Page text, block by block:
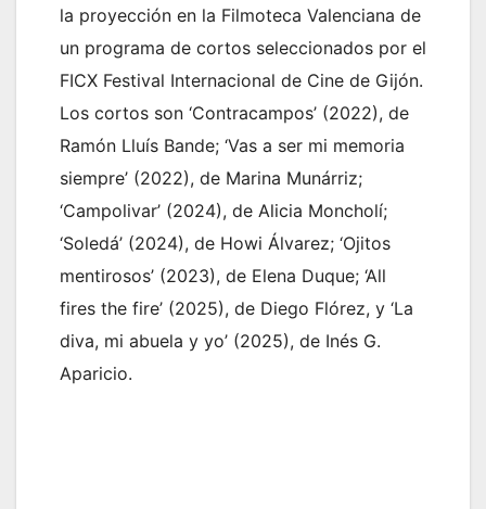
la proyección en la Filmoteca Valenciana de
un programa de cortos seleccionados por el
FICX Festival Internacional de Cine de Gijón.
Los cortos son ‘Contracampos’ (2022), de
Ramón Lluís Bande; ‘Vas a ser mi memoria
siempre’ (2022), de Marina Munárriz;
‘Campolivar’ (2024), de Alicia Moncholí;
‘Soledá’ (2024), de Howi Álvarez; ‘Ojitos
mentirosos’ (2023), de Elena Duque; ‘All
fires the fire’ (2025), de Diego Flórez, y ‘La
diva, mi abuela y yo’ (2025), de Inés G.
Aparicio.